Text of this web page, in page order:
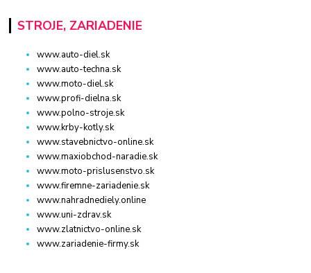
STROJE, ZARIADENIE
www.auto-diel.sk
www.auto-techna.sk
www.moto-diel.sk
www.profi-dielna.sk
www.polno-stroje.sk
www.krby-kotly.sk
www.stavebnictvo-online.sk
www.maxiobchod-naradie.sk
www.moto-prislusenstvo.sk
www.firemne-zariadenie.sk
www.nahradnediely.online
www.uni-zdrav.sk
www.zlatnictvo-online.sk
www.zariadenie-firmy.sk